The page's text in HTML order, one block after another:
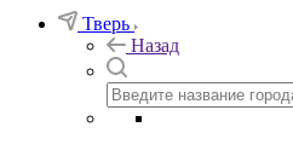
Тверь
Назад